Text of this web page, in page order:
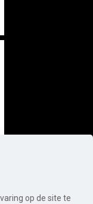
op de site te